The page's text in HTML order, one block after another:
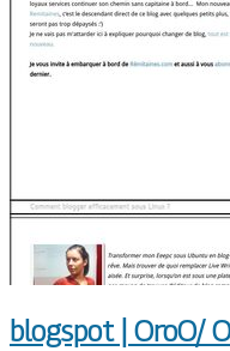
blogspot | OroO/